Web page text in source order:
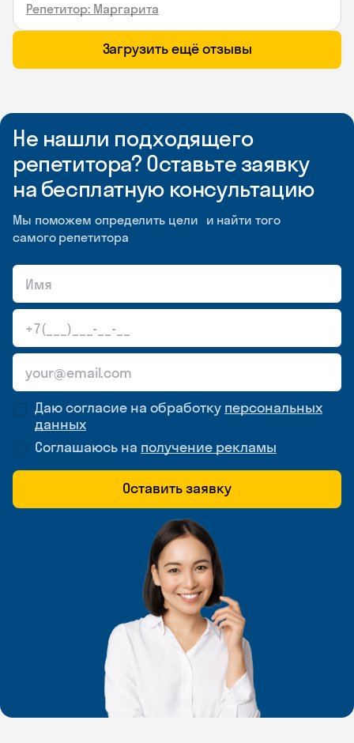
Репетитор: Маргарита
Загрузить ещё отзывы
Не нашли подходящего
репетитора? Оставьте заявку
на бесплатную консультацию
Мы поможем определить цели и найти того
самого репетитора
Даю согласие на обработку персональных
данных
Соглашаюсь на получение рекламы
Оставить заявку